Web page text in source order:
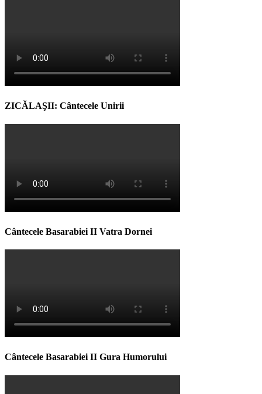
ZICĂLAŞII: Cântecele Unirii
Cântecele Basarabiei II Vatra Dornei
Cântecele Basarabiei II Gura Humorului